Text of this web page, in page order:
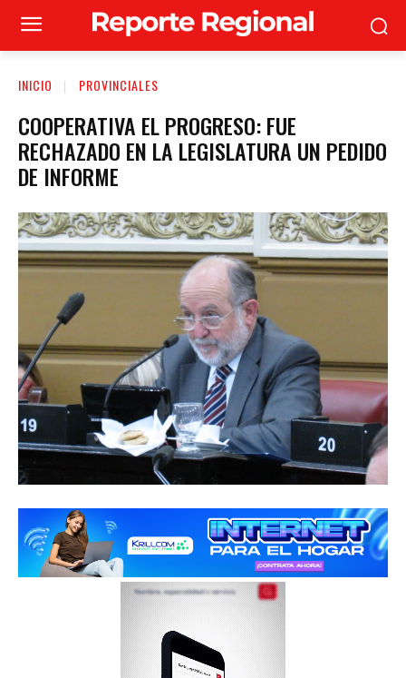
INICIO PROVINCIALES
COOPERATIVA EL PROGRESO: FUE
RECHAZADO EN LA LEGISLATURA UN PEDIDO
DE INFORME